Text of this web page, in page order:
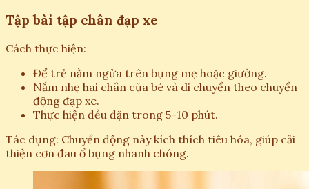
Tập bài tập chân đạp xe
Cách thực hiện:
Để trẻ nằm ngửa trên bụng mẹ hoặc giường.
Nắm nhẹ hai chân của bé và di chuyển theo chuyển
động đạp xe.
Thực hiện đều đặn trong 5-10 phút.
Tác dụng: Chuyển động này kích thích tiêu hóa, giúp cải
thiện cơn đau ổ bụng nhanh chóng.